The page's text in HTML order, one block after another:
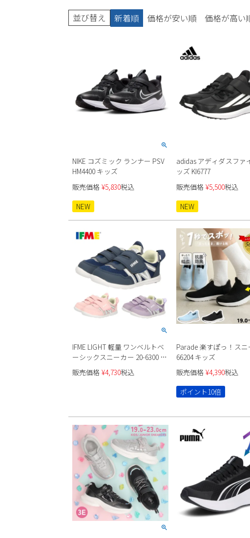
並び替え 新着順 価格が安い順 価格が高い
NIKE コズミック ランナー PSV
HM4400 キッズ
販売価格 ¥5,830税込
NEW
adidas アディダスファ
ッズ KI6777
販売価格 ¥5,500税込
NEW
IFME LIGHT 軽量 ワンベルトベ
ーシックスニーカー 20-6300 ベ
ビー
販売価格 ¥4,730税込
Parade 楽すぽっ！スニ
66204 キッズ
販売価格 ¥4,390税込
ポイント10倍